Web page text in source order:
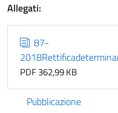
Allegati:
87-
PDF 362,99 KB
Pubblicazione